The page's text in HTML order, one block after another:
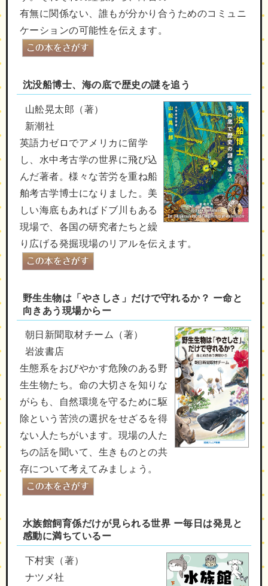
有無に関係ない、誰もが分かり合うためのコミュニ
ケーションの可能性を伝えます。
沈没船博士、海の底で歴史の謎を追う
山舩晃太郎（著）
新潮社
英語力ゼロでアメリカに留学
し、水中考古学の世界に飛び込
んだ著者。様々な苦労を重ね船
舶考古学博士になりました。美
しい海底もあればドブ川もある
現場で、各国の研究者たちと繰
り広げる発掘現場のリアルを伝えます。
野生生物は「やさしさ」だけで守れるか？ ー命と
向きあう現場からー
朝日新聞取材チーム（著）
岩波書店
生態系をおびやかす危険のある野
生生物たち。命の大切さを知りな
がらも、自然環境を守るために駆
除という苦渋の選択をせざるを得
ない人たちがいます。現場の人た
ちの話を聞いて、生きものとの共
存について考えてみましょう。
水族館飼育係だけが見られる世界 ー毎日は発見と
感動に満ちているー
下村実（著）
ナツメ社